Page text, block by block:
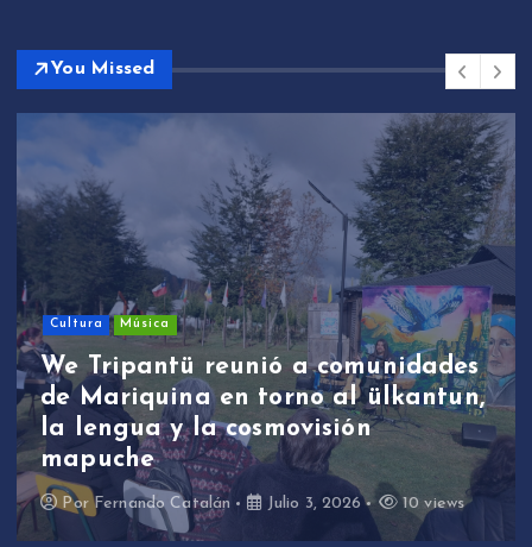
You Missed
Cultura Música
We Tripantü reunió a comunidades
de Mariquina en torno al ülkantun,
la lengua y la cosmovisión
mapuche
Por Fernando Catalán Julio 3, 2026 10 views